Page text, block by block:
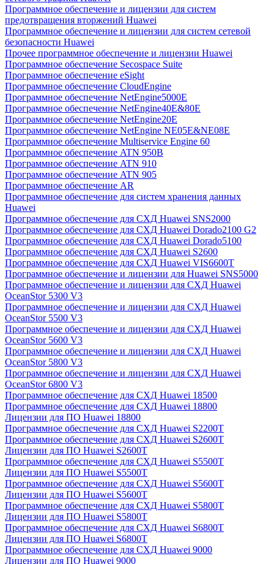
Программное обеспечение и лицензии для систем
предотвращения вторжений Huawei
Программное обеспечение и лицензии для систем сетевой
безопасности Huawei
Прочее программное обеспечение и лицензии Huawei
Программное обеспечение Secospace Suite
Программное обеспечение eSight
Программное обеспечение CloudEngine
Программное обеспечение NetEngine5000E
Программное обеспечение NetEngine40E&80E
Программное обеспечение NetEngine20E
Программное обеспечение NetEngine NE05E&NE08E
Программное обеспечение Multiservice Engine 60
Программное обеспечение ATN 950B
Программное обеспечение ATN 910
Программное обеспечение ATN 905
Программное обеспечение AR
Программное обеспечение для систем хранения данных
Huawei
Программное обеспечение для СХД Huawei SNS2000
Программное обеспечение для СХД Huawei Dorado2100 G2
Программное обеспечение для СХД Huawei Dorado5100
Программное обеспечение для СХД Huawei S2600
Программное обеспечение для СХД Huawei VIS6600T
Программное обеспечение и лицензии для Huawei SNS5000
Программное обеспечение и лицензии для СХД Huawei
OceanStor 5300 V3
Программное обеспечение и лицензии для СХД Huawei
OceanStor 5500 V3
Программное обеспечение и лицензии для СХД Huawei
OceanStor 5600 V3
Программное обеспечение и лицензии для СХД Huawei
OceanStor 5800 V3
Программное обеспечение и лицензии для СХД Huawei
OceanStor 6800 V3
Программное обеспечение для СХД Huawei 18500
Программное обеспечение для СХД Huawei 18800
Лицензии для ПО Huawei 18800
Программное обеспечение для СХД Huawei S2200T
Программное обеспечение для СХД Huawei S2600T
Лицензии для ПО Huawei S2600T
Программное обеспечение для СХД Huawei S5500T
Лицензии для ПО Huawei S5500T
Программное обеспечение для СХД Huawei S5600T
Лицензии для ПО Huawei S5600T
Программное обеспечение для СХД Huawei S5800T
Лицензии для ПО Huawei S5800T
Программное обеспечение для СХД Huawei S6800T
Лицензии для ПО Huawei S6800T
Программное обеспечение для СХД Huawei 9000
Лицензии для ПО Huawei 9000